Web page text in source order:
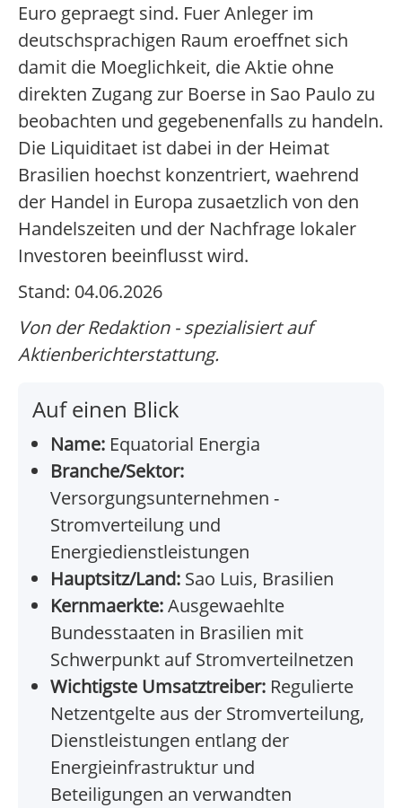
Euro gepraegt sind. Fuer Anleger im
deutschsprachigen Raum eroeffnet sich
damit die Moeglichkeit, die Aktie ohne
direkten Zugang zur Boerse in Sao Paulo zu
beobachten und gegebenenfalls zu handeln.
Die Liquiditaet ist dabei in der Heimat
Brasilien hoechst konzentriert, waehrend
der Handel in Europa zusaetzlich von den
Handelszeiten und der Nachfrage lokaler
Investoren beeinflusst wird.
Stand: 04.06.2026
Von der Redaktion - spezialisiert auf
Aktienberichterstattung.
Auf einen Blick
Name: Equatorial Energia
Branche/Sektor:
Versorgungsunternehmen -
Stromverteilung und
Energiedienstleistungen
Hauptsitz/Land: Sao Luis, Brasilien
Kernmaerkte:Ausgewaehlte
Bundesstaaten in Brasilien mit
Schwerpunkt auf Stromverteilnetzen
Wichtigste Umsatztreiber: Regulierte
Netzentgelte aus der Stromverteilung,
Dienstleistungen entlang der
Energieinfrastruktur und
Beteiligungen an verwandten